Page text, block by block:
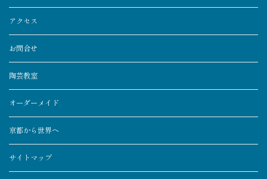
アクセス
お問合せ
陶芸教室
オーダーメイド
京都から世界へ
サイトマップ